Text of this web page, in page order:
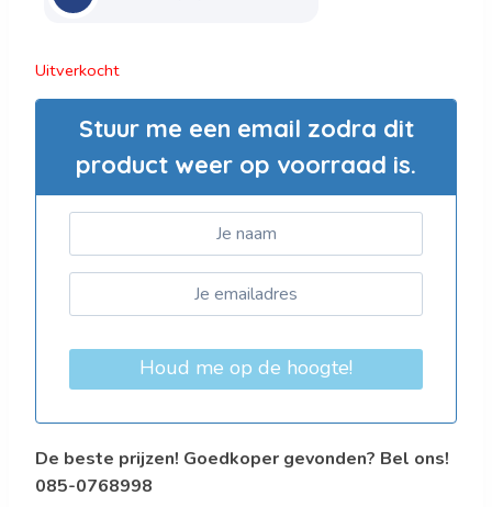
Uitverkocht
Stuur me een email zodra dit
product weer op voorraad is.
Houd me op de hoogte!
De beste prijzen! Goedkoper gevonden? Bel ons!
085-0768998